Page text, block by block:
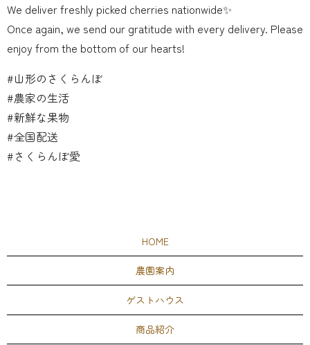
We deliver freshly picked cherries nationwide✨
Once again, we send our gratitude with every delivery. Please
enjoy from the bottom of our hearts!
#山形のさくらんぼ
#農家の生活
#新鮮な果物
#全国配送
#さくらんぼ愛
HOME
農園案内
ゲストハウス
商品紹介